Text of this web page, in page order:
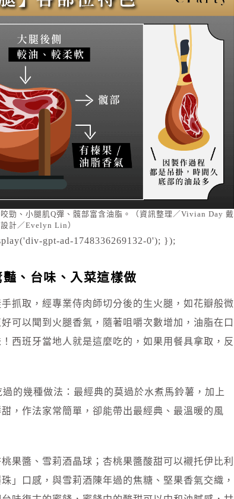
勁、小腿肌Q彈、髖部富含油脂。（資訊整理／Vivian Day 戴
計／Evelyn Lin）
gpt-ad-1748336269132-0'); });
、台味、入菜這樣做
抓取，經專業侍肉師切分後的生火腿，如花瓣般微
可以聞到火腿香氣，隨著咀嚼次數增加，油脂在口
西班牙當地人就是這麼吃的，如果用餐具拿取，反
的幾種做法：最經典的莫過於水煮馬鈴薯，加上
，作法家常簡單，卻能帶出最經典、最溫暖的風
果醬、雪莉酒晶球；杏桃果醬酸甜可以襯托伊比利
」口感，與雪莉酒陳年過的焦糖、堅果香氣交織，